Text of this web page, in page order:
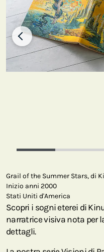
Grail of the Summer Stars, di
Inizio anni 2000
Stati Uniti d'America
Scopri i sogni eterei di
narratrice visiva nota per
dettagli.